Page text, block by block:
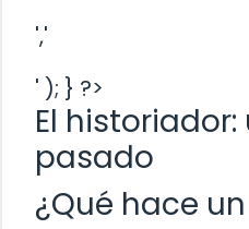
','
' ); } ?>
El
pasado
¿Qué hace